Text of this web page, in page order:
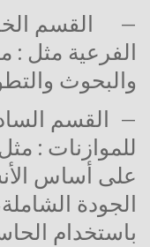
–
القسم
الفرعية مثل :
والبحوث
– القسم
للموازنات :
على أساس
الجودة
باستخدام